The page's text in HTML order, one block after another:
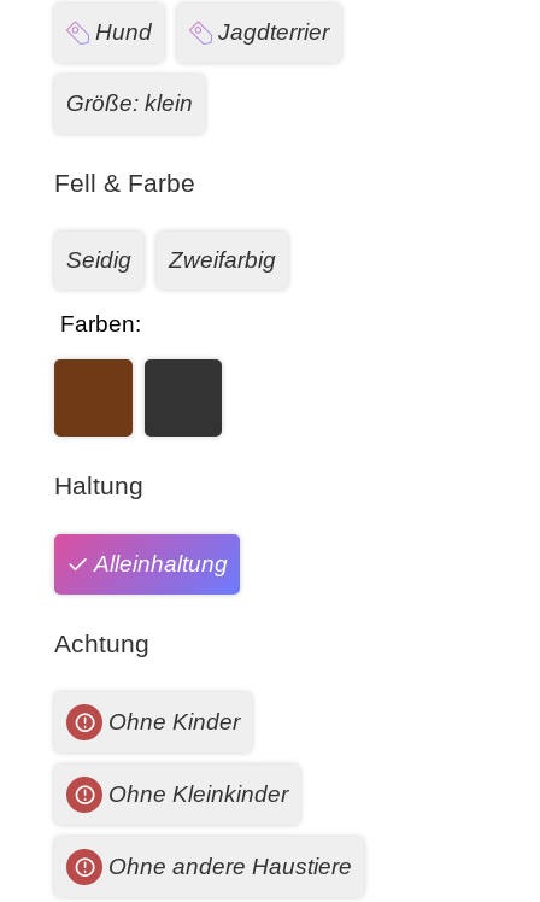
Hund Jagdterrier
Größe: klein
Fell & Farbe
Seidig Zweifarbig
Farben:
Haltung
Alleinhaltung
Achtung
Ohne Kinder
Ohne Kleinkinder
Ohne andere Haustiere